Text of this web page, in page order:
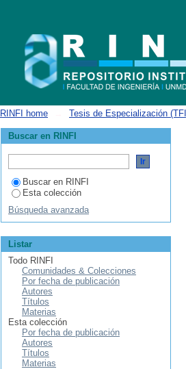
RINFI home Tesis de Especialización
Buscar en RINFI
Buscar en RINFI
Esta colección
Búsqueda avanzada
Listar
Todo RINFI
Comunidades & Colecciones
Por fecha de publicación
Autores
Títulos
Materias
Esta colección
Por fecha de publicación
Autores
Títulos
Materias